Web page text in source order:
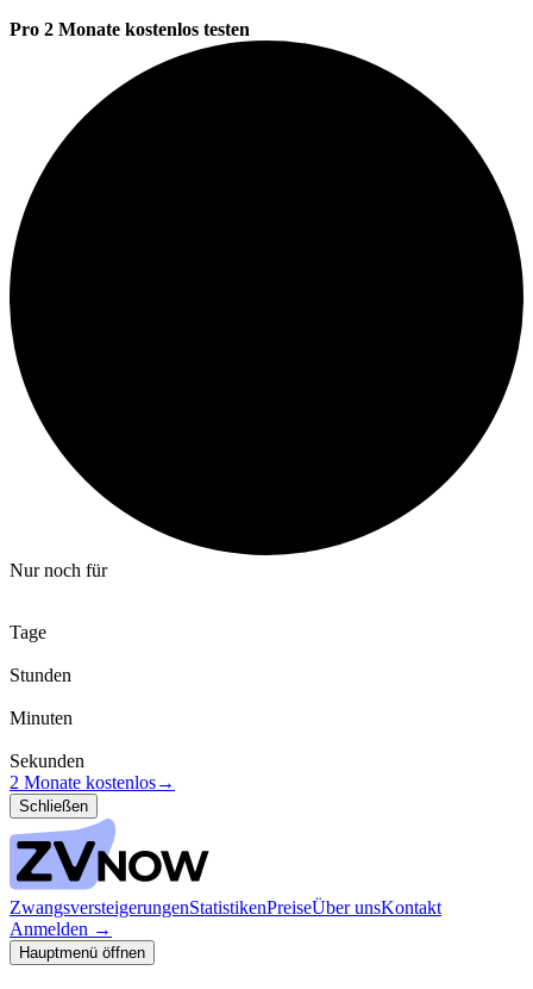
Pro 2 Monate kostenlos testen
Nur noch für
Tage
Stunden
Minuten
Sekunden
2 Monate kostenlos→
Schließen
ZwangsversteigerungenStatistikenPreiseÜber unsKontakt
Anmelden →
Hauptmenü öffnen